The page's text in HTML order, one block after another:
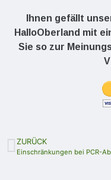
Ihnen gefällt
HalloOberland mit
Sie so zur
ZURÜCK